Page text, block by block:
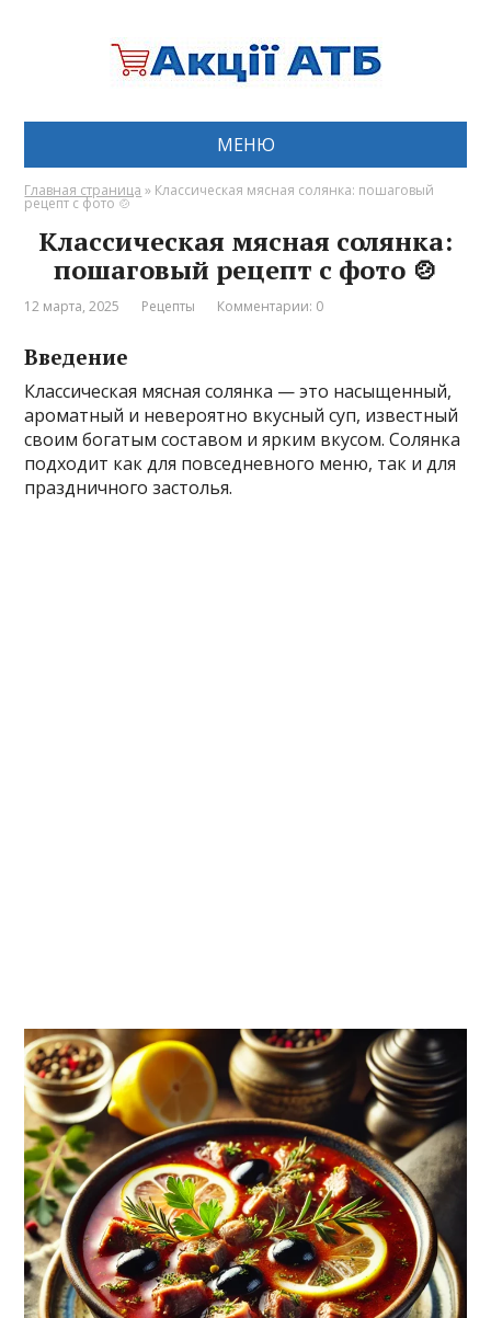
МЕНЮ
Главная страница » Классическая мясная солянка: пошаговый
рецепт с фото 🍲
Классическая мясная солянка:
пошаговый рецепт с фото 🍲
12 марта, 2025 Рецепты Комментарии: 0
Введение
Классическая мясная солянка — это насыщенный,
ароматный и невероятно вкусный суп, известный
своим богатым составом и ярким вкусом. Солянка
подходит как для повседневного меню, так и для
праздничного застолья.